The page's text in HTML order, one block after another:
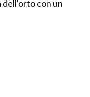
dell'orto con un